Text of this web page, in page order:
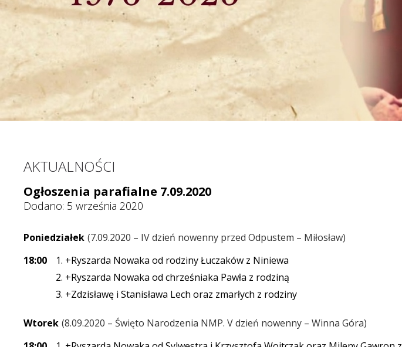
AKTUALNOŚCI
Ogłoszenia parafialne 7.09.2020
Dodano: 5 września 2020
Poniedziałek 7.09.2020 – IV dzień nowenny przed Odpustem – Miłosław
18:00
1. +Ryszarda Nowaka od rodziny Łuczaków z Niniewa
2. +Ryszarda Nowaka od chrześniaka Pawła z rodziną
3. +Zdzisławę i Stanisława Lech oraz zmarłych z rodziny
Wtorek 8.09.2020 – Święto Narodzenia NMP. V dzień nowenny – Winna Góra